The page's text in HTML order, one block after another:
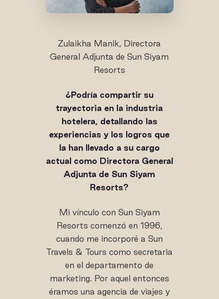
Zulaikha Manik, Directora
General Adjunta de Sun Siyam
Resorts
¿Podría compartir su
trayectoria en la industria
hotelera, detallando las
experiencias y los logros que
la han llevado a su cargo
actual como Directora General
Adjunta de Sun Siyam
Resorts?
Mi vínculo con Sun Siyam
Resorts comenzó en 1996,
cuando me incorporé a Sun
Travels & Tours como secretaria
en el departamento de
marketing. Por aquel entonces
éramos una agencia de viajes y